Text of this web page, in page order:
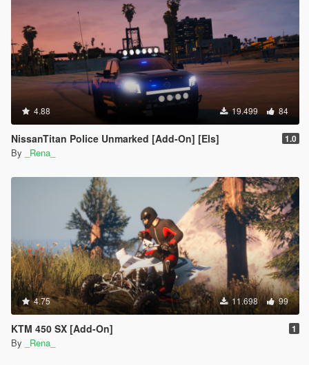
4.88 19.499 84
NissanTitan Police Unmarked [Add-On] [Els] 1.0
By _Rena_
4.75 11.698 99
KTM 450 SX [Add-On] 1
By _Rena_